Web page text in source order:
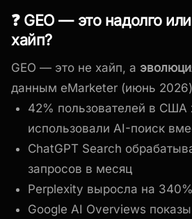
❓ GEO — это надолго
хайп?
GEO — это не хайп, а
данным eMarketer (июнь
42% пользователей в США
использовали AI-поиск
ChatGPT Search
запросов в месяц
Perplexity выросла на
Google AI Overviews